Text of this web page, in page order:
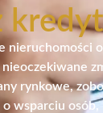
nieruchomości
rynkowe,
wsparciu